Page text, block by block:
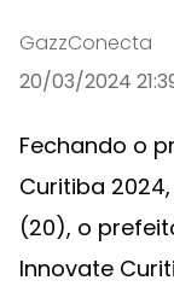
GazzConecta
20/03/2024
Fechando o
Curitiba
(20), o
Innovate